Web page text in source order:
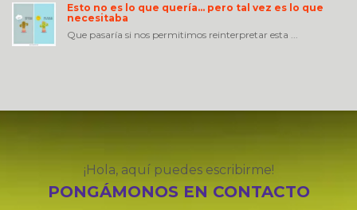
Esto no es lo que quería… pero tal vez es lo que
necesitaba
Que pasaría si nos permitimos reinterpretar esta ...
¡Hola, aquí puedes escribirme!
PONGÁMONOS EN CONTACTO